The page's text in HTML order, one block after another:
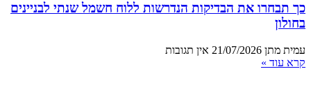
כך תבחרו את הבדיקות הנדרשות ללוח חשמל שנתי לבניינים
בחולון
עמית מתן 21/07/2026 אין תגובות
קרא עוד »